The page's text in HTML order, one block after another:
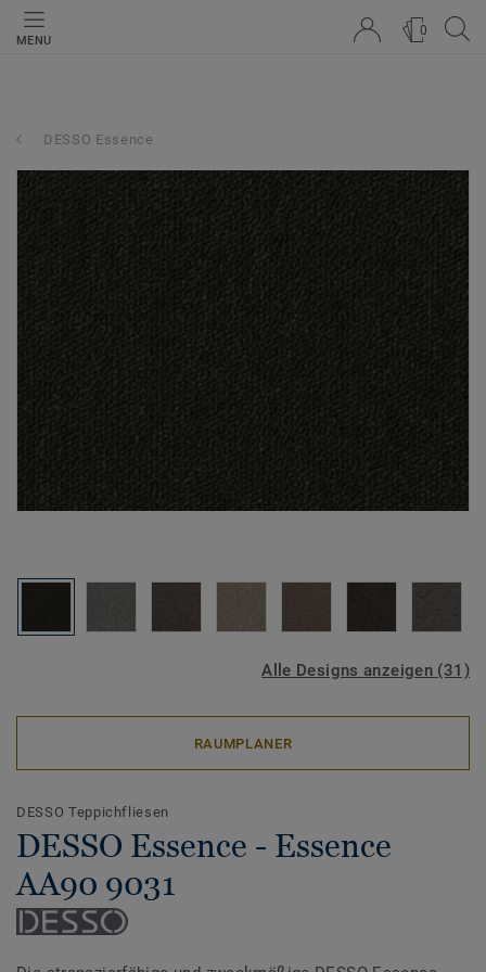
MENU
0
DESSO Essence
Alle Designs anzeigen (31)
RAUMPLANER
DESSO Teppichfliesen
DESSO Essence - Essence
AA90 9031